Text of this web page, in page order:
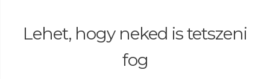
Lehet, hogy neked is tetszeni
fog